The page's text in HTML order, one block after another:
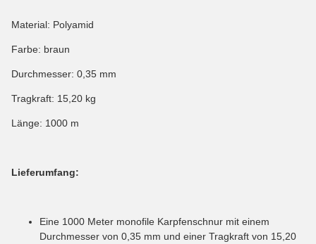
Material: Polyamid
Farbe: braun
Durchmesser: 0,35 mm
Tragkraft: 15,20 kg
Länge: 1000 m
Lieferumfang:
Eine 1000 Meter monofile Karpfenschnur mit einem
Durchmesser von 0,35 mm und einer Tragkraft von 15,20